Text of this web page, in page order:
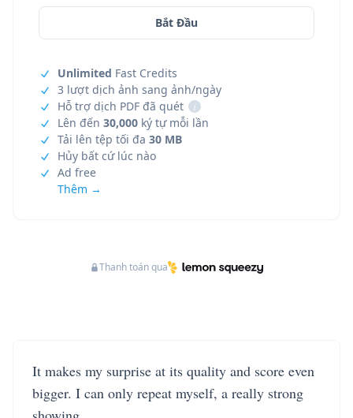
Bắt Đầu
Unlimited Fast Credits
3 lượt dịch ảnh sang ảnh/ngày
Hỗ trợ dịch PDF đã quét
i
Lên đến 30,000 ký tự mỗi lần
Tải lên tệp tối đa 30 MB
Hủy bất cứ lúc nào
Ad free
Thêm →
Thanh toán qua
It makes my surprise at its quality and score even
bigger. I can only repeat myself, a really strong